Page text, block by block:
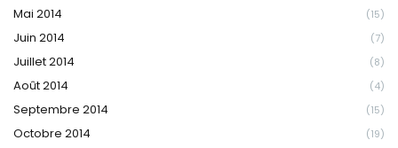
Mai 2014 (15)
Juin 2014 (7)
Juillet 2014 (8)
Août 2014 (4)
Septembre 2014 (15)
Octobre 2014 (19)